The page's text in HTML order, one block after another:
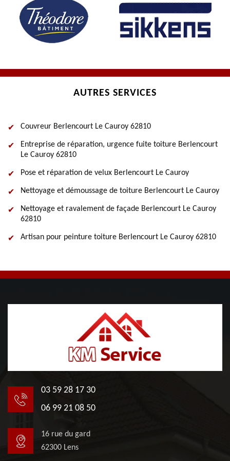
AUTRES SERVICES
Couvreur Berlencourt Le Cauroy 62810
Entreprise de réparation, urgence fuite toiture Berlencourt
Le Cauroy 62810
Pose et réparation de velux Berlencourt Le Cauroy
Nettoyage et démoussage de toiture Berlencourt Le Cauroy
Nettoyage et ravalement de façade Berlencourt Le Cauroy
62810
Artisan pour peinture toiture Berlencourt Le Cauroy 62810
03 59 28 17 30
06 99 21 08 50
16 rue du gard
62300 Lens